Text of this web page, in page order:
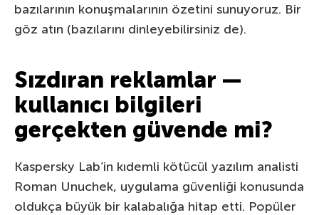
bazılarının konuşmalarının özetini sunuyoruz. Bir
göz atın (bazılarını dinleyebilirsiniz de).
Sızdıran reklamlar —
kullanıcı bilgileri
gerçekten güvende mi?
Kaspersky Lab’in kıdemli kötücül yazılım analisti
Roman Unuchek, uygulama güvenliği konusunda
oldukça büyük bir kalabalığa hitap etti. Popüler